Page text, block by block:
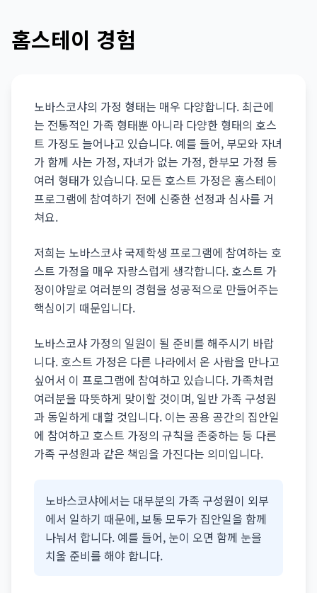
홈스테이 경험
노바스코샤의 가정 형태는 매우 다양합니다. 최근에
는 전통적인 가족 형태뿐 아니라 다양한 형태의 호스
트 가정도 늘어나고 있습니다. 예를 들어, 부모와 자녀
가 함께 사는 가정, 자녀가 없는 가정, 한부모 가정 등
여러 형태가 있습니다. 모든 호스트 가정은 홈스테이
프로그램에 참여하기 전에 신중한 선정과 심사를 거
쳐요.
저희는 노바스코샤 국제학생 프로그램에 참여하는 호
스트 가정을 매우 자랑스럽게 생각합니다. 호스트 가
정이야말로 여러분의 경험을 성공적으로 만들어주는
핵심이기 때문입니다.
노바스코샤 가정의 일원이 될 준비를 해주시기 바랍
니다. 호스트 가정은 다른 나라에서 온 사람을 만나고
싶어서 이 프로그램에 참여하고 있습니다. 가족처럼
여러분을 따뜻하게 맞이할 것이며, 일반 가족 구성원
과 동일하게 대할 것입니다. 이는 공용 공간의 집안일
에 참여하고 호스트 가정의 규칙을 존중하는 등 다른
가족 구성원과 같은 책임을 가진다는 의미입니다.
노바스코샤에서는 대부분의 가족 구성원이 외부
에서 일하기 때문에, 보통 모두가 집안일을 함께
나눠서 합니다. 예를 들어, 눈이 오면 함께 눈을
치울 준비를 해야 합니다.